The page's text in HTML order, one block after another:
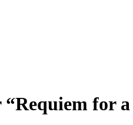
for